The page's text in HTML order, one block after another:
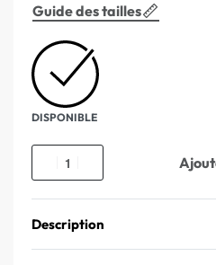
Guide des tailles
DISPONIBLE
Description